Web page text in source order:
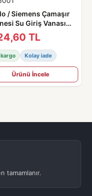
/ Siemens Çamaşır
Su Giriş Vanası
Sensörlü / Ventili -
TL
kargo Kolay iade
Ürünü İncele
tamamlanır.